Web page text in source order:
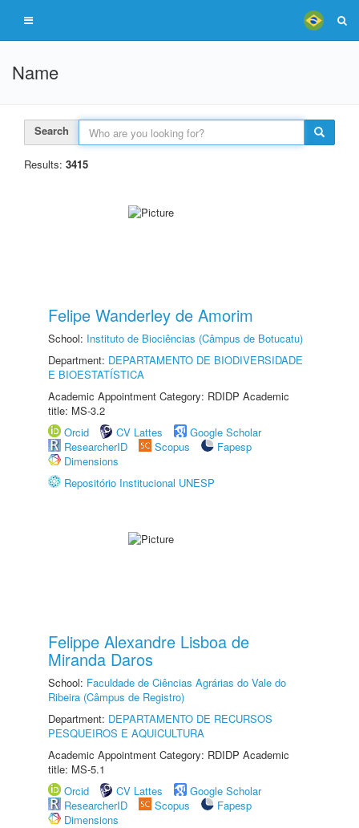
Name
Search
Results: 3415
Felipe Wanderley de Amorim
School: Instituto de Biociências (Câmpus de Botucatu)
Department: DEPARTAMENTO DE BIODIVERSIDADE
E BIOESTATÍSTICA
Academic Appointment Category: RDIDP Academic
title: MS-3.2
Orcid
CV Lattes
Google Scholar
ResearcherID
Scopus
Fapesp
Dimensions
Repositório Institucional UNESP
Felippe Alexandre Lisboa de
Miranda Daros
School: Faculdade de Ciências Agrárias do Vale do
Ribeira (Câmpus de Registro)
Department: DEPARTAMENTO DE RECURSOS
PESQUEIROS E AQUICULTURA
Academic Appointment Category: RDIDP Academic
title: MS-5.1
Orcid
CV Lattes
Google Scholar
ResearcherID
Scopus
Fapesp
Dimensions